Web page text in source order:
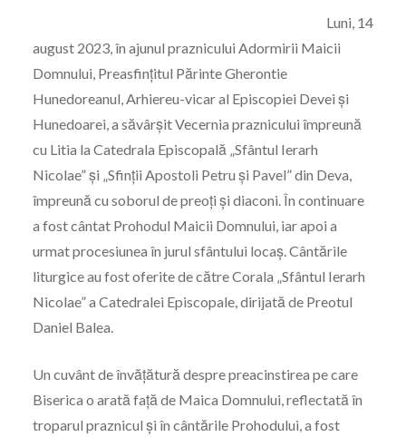
Luni, 14
august 2023, în ajunul praznicului Adormirii Maicii
Domnului, Preasfințitul Părinte Gherontie
Hunedoreanul, Arhiereu-vicar al Episcopiei Devei și
Hunedoarei, a săvârșit Vecernia praznicului împreună
cu Litia la Catedrala Episcopală „Sfântul Ierarh
Nicolae” și „Sfinții Apostoli Petru și Pavel” din Deva,
împreună cu soborul de preoți și diaconi. În continuare
a fost cântat Prohodul Maicii Domnului, iar apoi a
urmat procesiunea în jurul sfântului locaș. Cântările
liturgice au fost oferite de către Corala „Sfântul Ierarh
Nicolae” a Catedralei Episcopale, dirijată de Preotul
Daniel Balea.
Un cuvânt de învățătură despre preacinstirea pe care
Biserica o arată față de Maica Domnului, reflectată în
troparul praznicul și în cântările Prohodului, a fost